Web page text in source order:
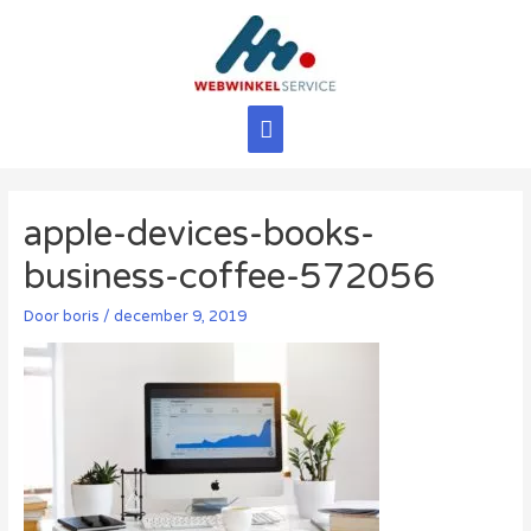
Hoofdmenu
apple-devices-books-
business-coffee-572056
Doorboris / december 9, 2019